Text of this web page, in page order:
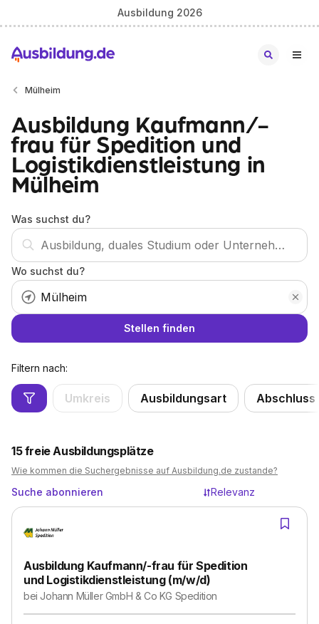
Ausbildung 2026
Mülheim
Ausbildung Kaufmann/-
frau für Spedition und
Logistikdienstleistung in
Mülheim
Was suchst du?
Wo suchst du?
Stellen finden
Filtern nach:
Umkreis Ausbildungsart Abschluss
15freie Ausbildungsplätze
Wie kommen die Suchergebnisse auf Ausbildung.de zustande?
Suche abonnieren Relevanz
Ausbildung Kaufmann/-frau für Spedition
und Logistikdienstleistung (m/w/d)
bei Johann Müller GmbH & Co KG Spedition